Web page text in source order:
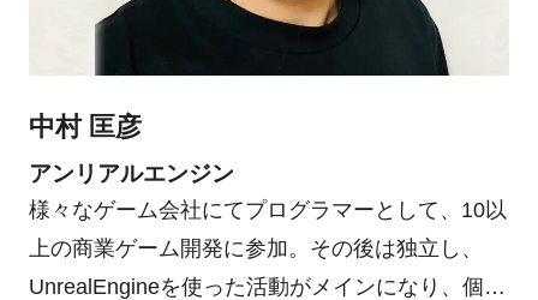
中村 匡彦
アンリアルエンジン
様々なゲーム会社にてプログラマーとして、10以
上の商業ゲーム開発に参加。その後は独立し、
UnrealEngineを使った活動がメインになり、個人